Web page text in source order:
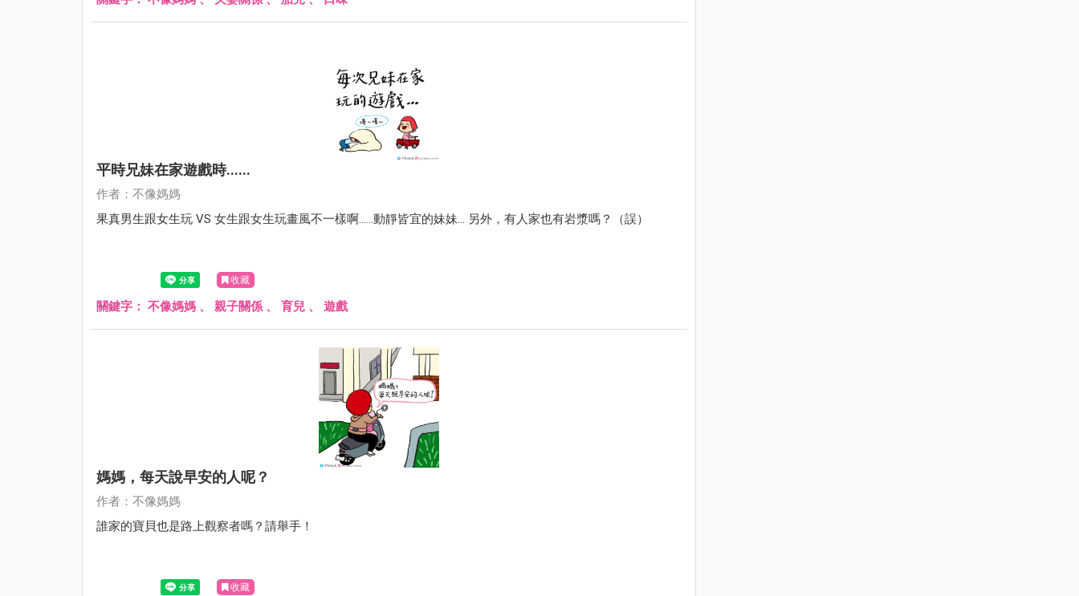
平時兄妹在家遊戲時......
作者：不像媽媽
果真男生跟女生玩 VS 女生跟女生玩畫風不一樣啊......動靜皆宜的妹妹... 另外，有人家也有岩漿嗎？（誤）
收藏
關鍵字： 不像媽媽 、 親子關係 、 育兒 、 遊戲
媽媽，每天說早安的人呢？
作者：不像媽媽
誰家的寶貝也是路上觀察者嗎？請舉手！
收藏